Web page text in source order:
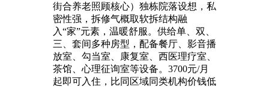
街合养老照顾核心）独栋院落设想，私
密性强，拆修气概取软拆结构融
入“家”元素，温暖舒服。供给单、双、
三、套间多种房型，配备餐厅、影音播
放室、勾当室、康复室、西医理疗室、
茶馆、心理征询室等设备。3700元/月
起即可入住，比同区域同类机构价钱低